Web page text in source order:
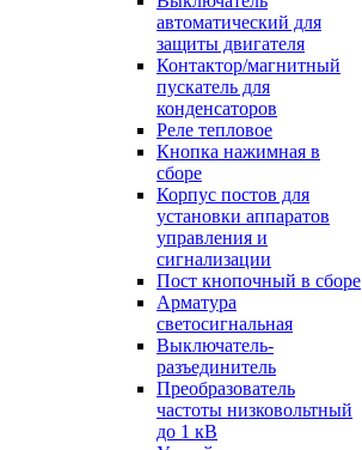
автоматический для
защиты двигателя
Контактор/магнитный
пускатель для
конденсаторов
Реле тепловое
Кнопка нажимная в
сборе
Корпус постов для
установки аппаратов
управления и
сигнализации
Пост кнопочный в сборе
Арматура
светосигнальная
Выключатель-
разъединитель
Преобразователь
частоты низковольтный
до 1 кВ